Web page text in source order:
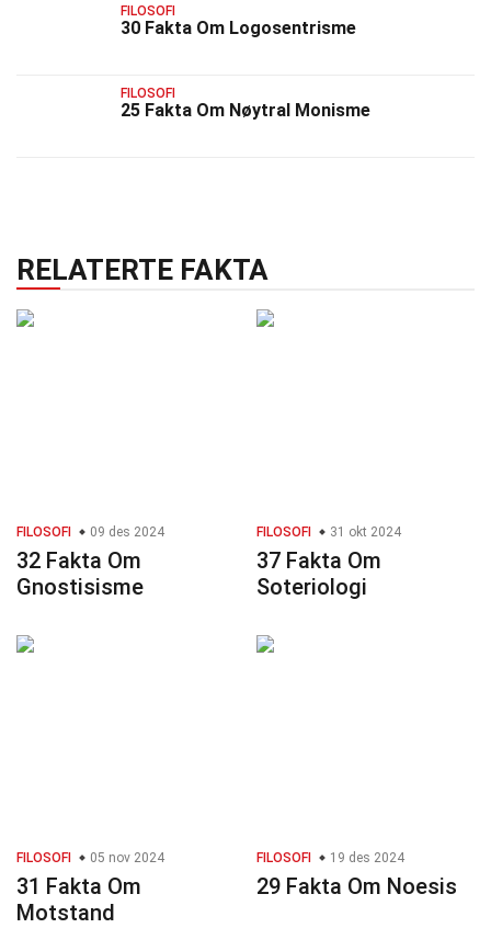
FILOSOFI
30 Fakta Om Logosentrisme
FILOSOFI
25 Fakta Om Nøytral Monisme
RELATERTE FAKTA
FILOSOFI 09 des 2024
32 Fakta Om
Gnostisisme
FILOSOFI 31 okt 2024
37 Fakta Om
Soteriologi
FILOSOFI 05 nov 2024
31 Fakta Om
Motstand
FILOSOFI 19 des 2024
29 Fakta Om Noesis